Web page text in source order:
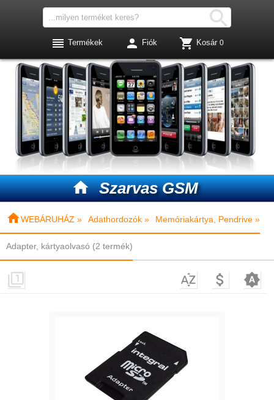
 Szarvas GSM

 Termékek  Fiók  Kosár 0
WEBÁRUHÁZ » Adathordozók » Memóriakártya, Pendrive »
Adapter, kártyaolvasó (2 termék)
   